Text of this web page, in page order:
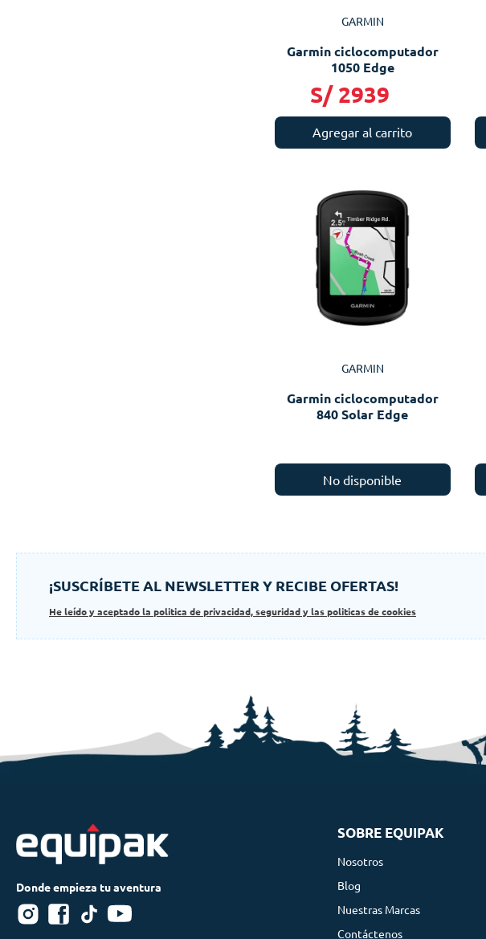
GARMIN
Garmin ciclocomputador
1050 Edge
S/ 2939
Agregar al carrito
GARMIN
Garmin ciclocomputador
840 Solar Edge
No disponible
¡SUSCRÍBETE AL NEWSLETTER Y RECIBE OFERTAS!
He leído y aceptado la politica de privacidad, seguridad y las politicas de cookies
SOBRE EQUIPAK
Nosotros
Blog
Nuestras Marcas
Contáctenos